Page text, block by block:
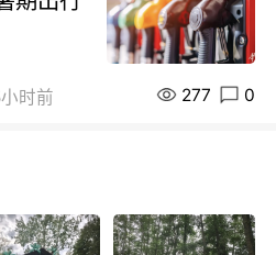
时前 277 0